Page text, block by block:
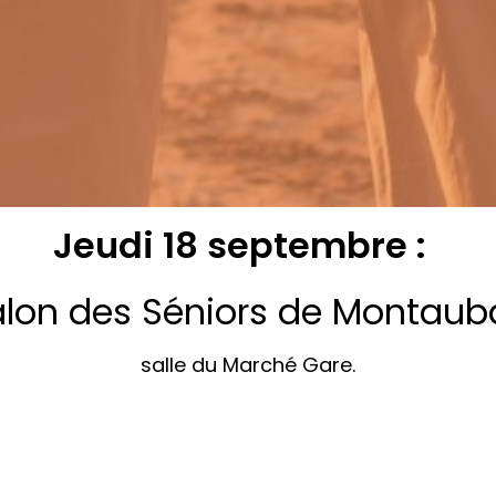
Jeudi 18 septembre :
des Séniors de
salle du Marché Gare.